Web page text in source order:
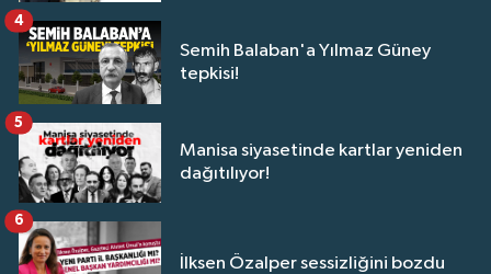
Semih Balaban'a Yılmaz Güney
tepkisi!
4
Manisa siyasetinde kartlar yeniden
dağıtılıyor!
5
İlksen Özalper sessizliğini bozdu
6